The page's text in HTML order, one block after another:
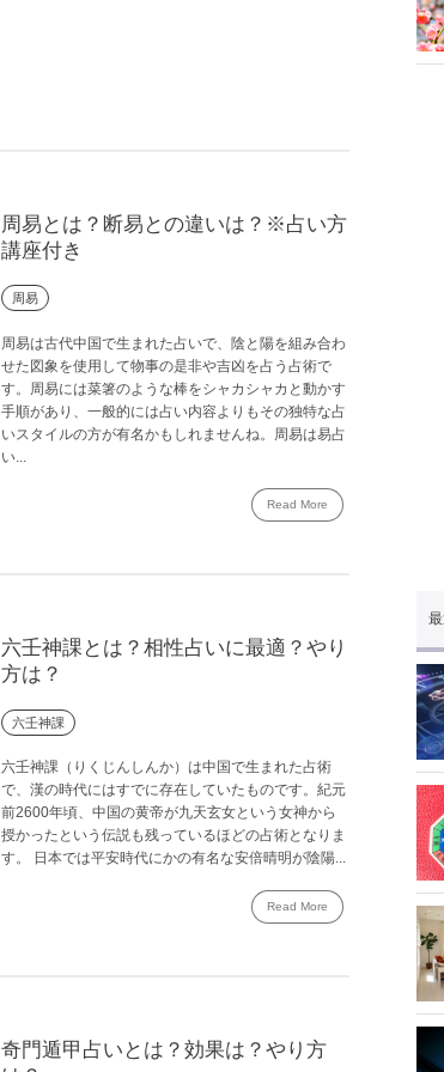
周易とは？断易との違いは？※占い方
講座付き
周易
周易は古代中国で生まれた占いで、陰と陽を組み合わ
せた図象を使用して物事の是非や吉凶を占う占術で
す。周易には菜箸のような棒をシャカシャカと動かす
手順があり、一般的には占い内容よりもその独特な占
いスタイルの方が有名かもしれませんね。周易は易占
い...
Read More
六壬神課とは？相性占いに最適？やり
方は？
六壬神課
六壬神課（りくじんしんか）は中国で生まれた占術
で、漢の時代にはすでに存在していたものです。紀元
前2600年頃、中国の黄帝が九天玄女という女神から
授かったという伝説も残っているほどの占術となりま
す。 日本では平安時代にかの有名な安倍晴明が陰陽...
Read More
奇門遁甲占いとは？効果は？やり方